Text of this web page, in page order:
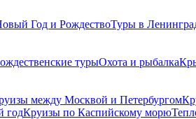
Год и РождествоТуры в
турыОхота и рыбалка
между Москвой и Петербургом
годКруизы по Каспийскому морю